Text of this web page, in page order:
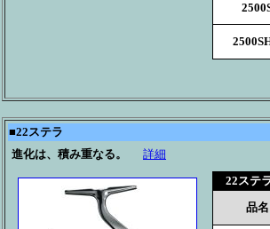
■22ステラ
進化は、積み重なる。
詳細
22ステ
品名